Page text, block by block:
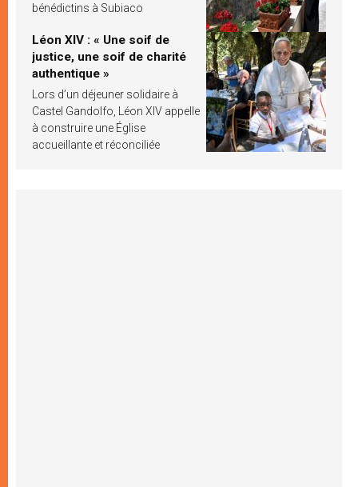
bénédictins à Subiaco
Léon XIV : « Une soif de
justice, une soif de charité
authentique »
Lors d’un déjeuner solidaire à
Castel Gandolfo, Léon XIV appelle
à construire une Église
accueillante et réconciliée